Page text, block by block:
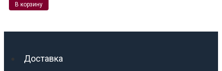
В корзину
Доставка